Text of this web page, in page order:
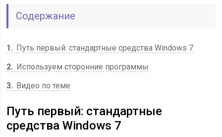
Содержание
1
Путь первый: стандартные средства Windows 7
2
Используем сторонние программы
3
Видео по теме
Путь первый: стандартные
средства Windows 7